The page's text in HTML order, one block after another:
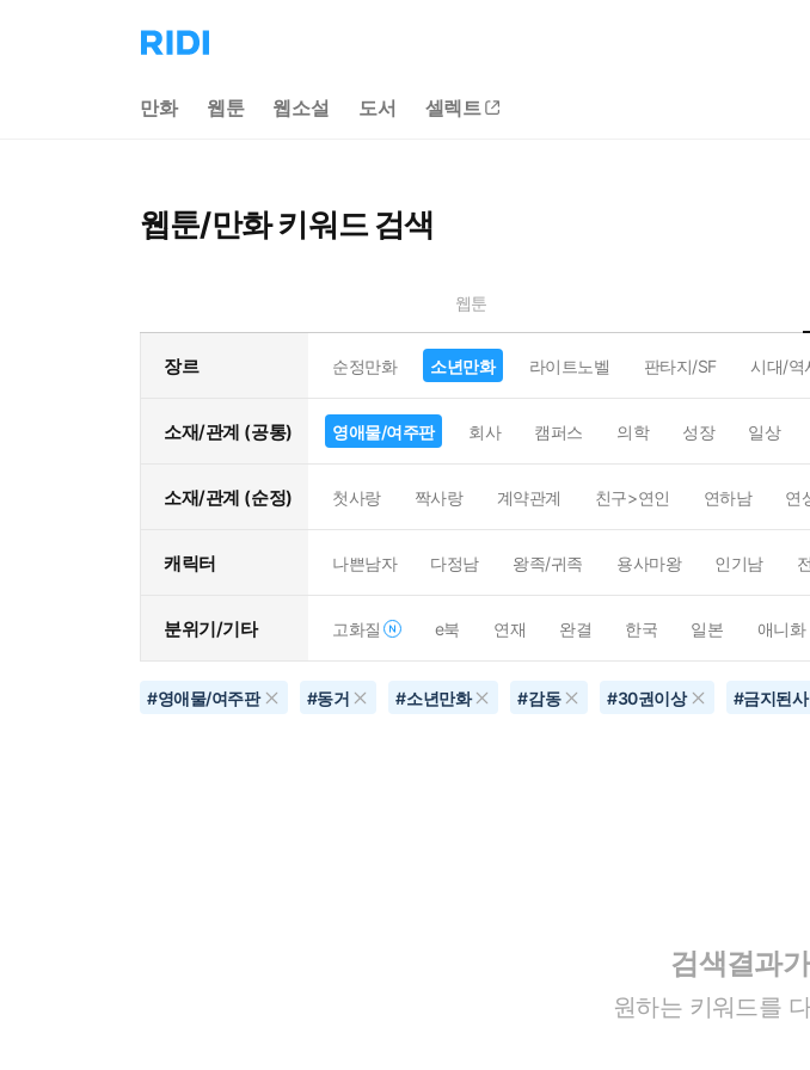
리
디
으
만화 웹툰 웹소설 도서 셀렉트
웹툰/만화 키워드 검색
웹툰
장르 순정만화 소년만화 라이트노벨 판타지/SF 시대/역
소재/관계 (공통) 영애물/여주판 회사 캠퍼스 의학 성장 일상
소재/관계 (순정) 첫사랑 짝사랑 계약관계 친구>연인 연하남 연
캐릭터 나쁜남자 다정남 왕족/귀족 용사마왕 인기남
분위기/기타 고화질 e북 연재 완결 한국 일본 애니화
#영애물/여주판 #동거 #소년만화 #감동 #30권이상 #금지된
검색결과
원하는 키워드를